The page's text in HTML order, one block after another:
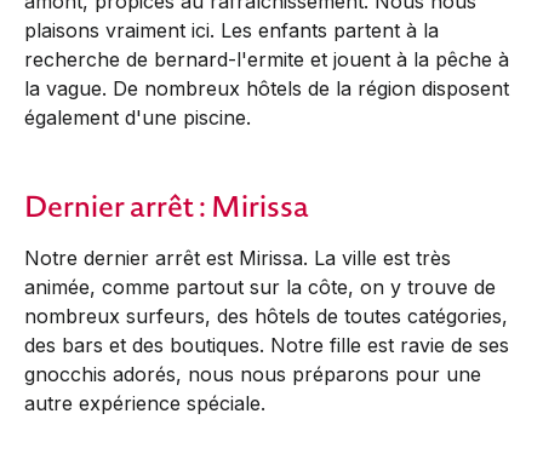
plaisons vraiment ici. Les enfants partent à la
recherche de bernard-l'ermite et jouent à la pêche à
la vague. De nombreux hôtels de la région disposent
également d'une piscine.
Dernier arrêt : Mirissa
Notre dernier arrêt est Mirissa. La ville est très
animée, comme partout sur la côte, on y trouve de
nombreux surfeurs, des hôtels de toutes catégories,
des bars et des boutiques. Notre fille est ravie de ses
gnocchis adorés, nous nous préparons pour une
autre expérience spéciale.